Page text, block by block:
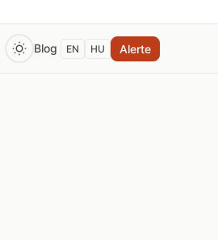
Blog EN HU Alerte